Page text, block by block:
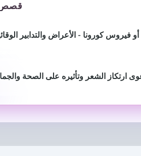
قصص
فيروس كورونا - الأعراض والتدابير
ارتكاز الشعر وتأثيره على الصحة